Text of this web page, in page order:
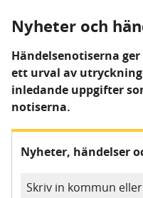
Nyheter och
Händelsenotiserna
ett urval av
inledande uppgifter
notiserna.
Nyheter, händelser
Skriv in kommun